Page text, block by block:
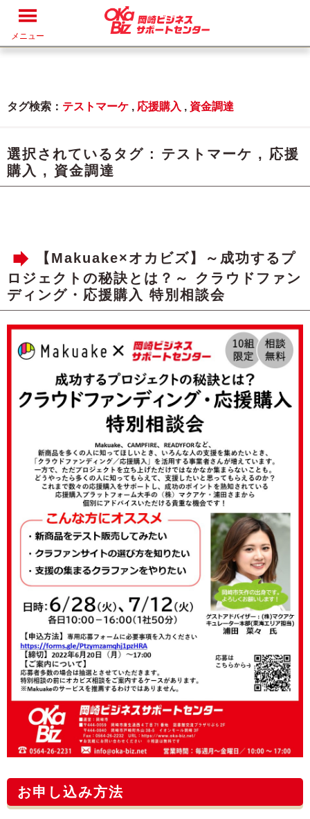
メニュー
タグ検索： テストマーケ , 応援購入 , 資金調達
選択されているタグ : テストマーケ , 応援
購入
, 資金調達
【Makuake×オカビズ】～成功するプ
ロジェクトの秘訣とは？～ クラウドファン
ディング・応援購入 特別相談会
お申し込み方法